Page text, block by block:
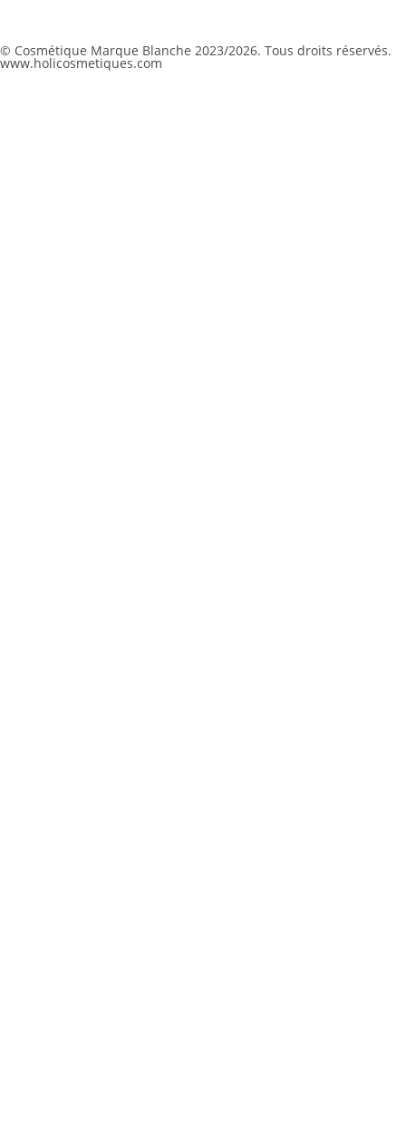
© Cosmétique Marque Blanche 2023/2026. Tous droits réservés.
www.holicosmetiques.com